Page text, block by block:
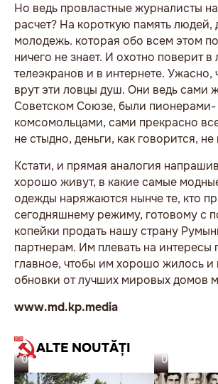
Но ведь провластные журналисты
расчет? На короткую память людей,
молодежь. которая обо всем этом
ничего не знает. И охотно поверит
телеэкранов и в интернете. Ужасно,
врут эти ловцы душ. Они ведь сами
Советском Союзе, были пионерами-
комсомольцами, сами прекрасно
не стыдно, деньги, как говорится, не
Кстати, и прямая аналогия
хорошо живут, в какие самые
одежды наряжаются нынче те, кто
сегодняшнему режиму, готовому с
копейки продать нашу страну
партнерам. Им плевать на интересы
главное, чтобы им хорошо жилось и
обновки от лучших мировых домов
www.md.kp.media
ALTE NOUTĂȚI
06.08.26
05.08.26